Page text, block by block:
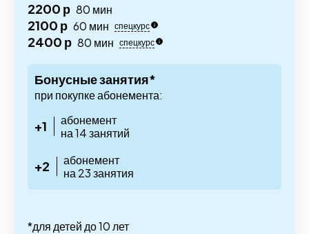
2200 р 80 мин
2100 р 60 мин спецкурс
2400 р 80 мин спецкурс
Бонусные занятия*
при покупке абонемента:
+1
абонемент
на 14 занятий
+2
абонемент
на 23 занятия
*для детей до 10 лет